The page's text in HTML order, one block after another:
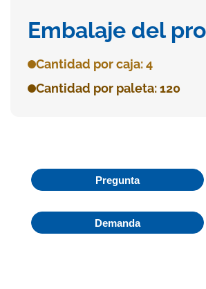
Embalaje del
Cantidad por caja: 4
Cantidad por paleta: 120
Pregunta
Demanda